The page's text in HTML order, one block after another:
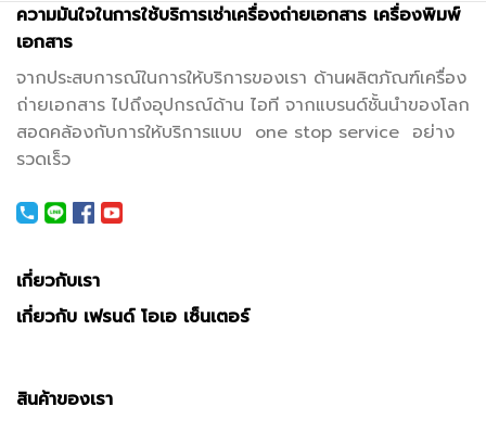
ความมันใจในการใช้บริการเช่าเครื่องถ่ายเอกสาร เครื่องพิมพ์
เอกสาร
จากประสบการณ์ในการให้บริการของเรา ด้านผลิตภัณฑ์เครื่อง
ถ่ายเอกสาร ไปถึงอุปกรณ์ด้าน ไอที จากแบรนด์ชั้นนำของโลก
สอดคล้องกับการให้บริการแบบ one stop service อย่าง
รวดเร็ว
สินค้าของเรา
เกี่ยวกับเรา
เกี่ยวกับ เฟรนด์ โอเอ เซ็นเตอร์